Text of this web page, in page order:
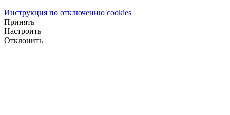
Инструкция по отключению cookies
Принять
Настроить
Отклонить